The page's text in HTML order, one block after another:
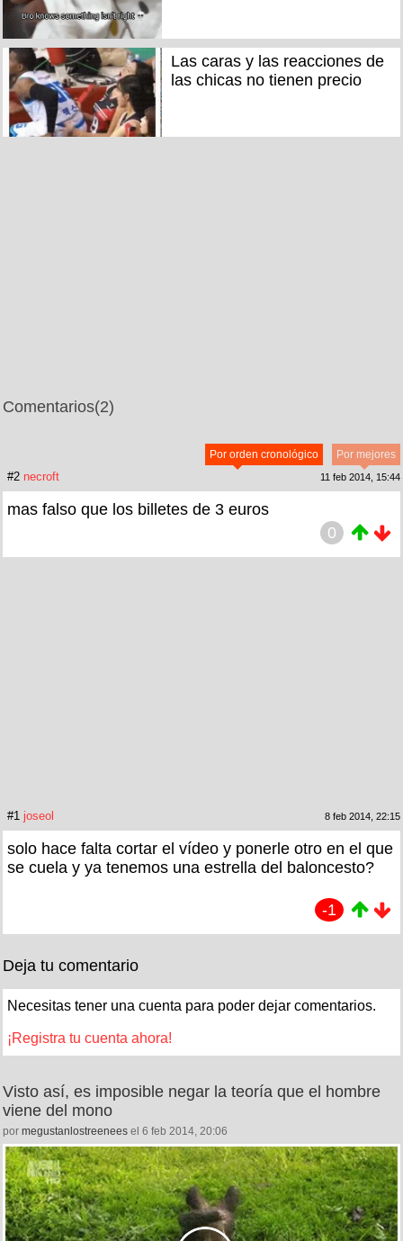
Las caras y las reacciones de
las chicas no tienen precio
Comentarios(2)
Por mejores
Por orden cronológico
#2 necroft 11 feb 2014, 15:44
mas falso que los billetes de 3 euros
0
#1 joseol 8 feb 2014, 22:15
solo hace falta cortar el vídeo y ponerle otro en el que
se cuela y ya tenemos una estrella del baloncesto?
-1
Deja tu comentario
Necesitas tener una cuenta para poder dejar comentarios.
¡Registra tu cuenta ahora!
Visto así, es imposible negar la teoría que el hombre
viene del mono
por megustanlostreenees el 6 feb 2014, 20:06